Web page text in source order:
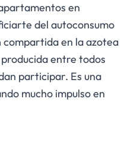
en
del autoconsumo
en la azotea
entre todos
participar. Es una
mucho impulso en